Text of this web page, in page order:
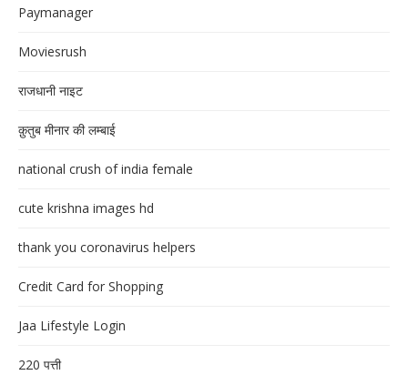
Paymanager
Moviesrush
राजधानी नाइट
क़ुतुब मीनार की लम्बाई
national crush of india female
cute krishna images hd
thank you coronavirus helpers
Credit Card for Shopping
Jaa Lifestyle Login
220 पत्ती